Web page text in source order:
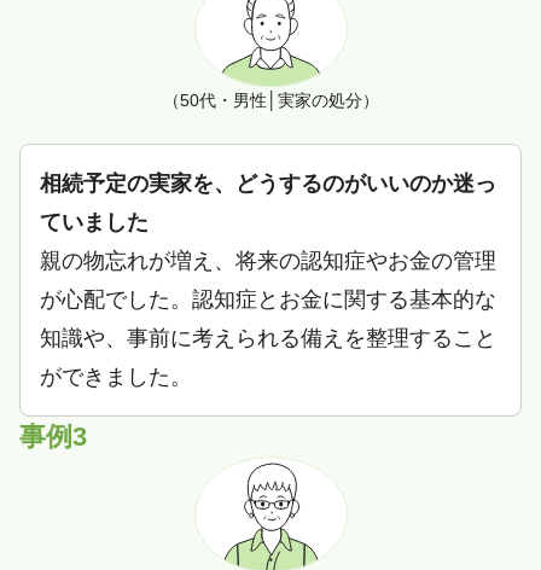
（50代・男性│実家の処分）
相続予定の実家を、どうするのがいいのか迷っ
ていました
親の物忘れが増え、将来の認知症やお金の管理
が心配でした。認知症とお金に関する基本的な
知識や、事前に考えられる備えを整理すること
ができました。
事例3